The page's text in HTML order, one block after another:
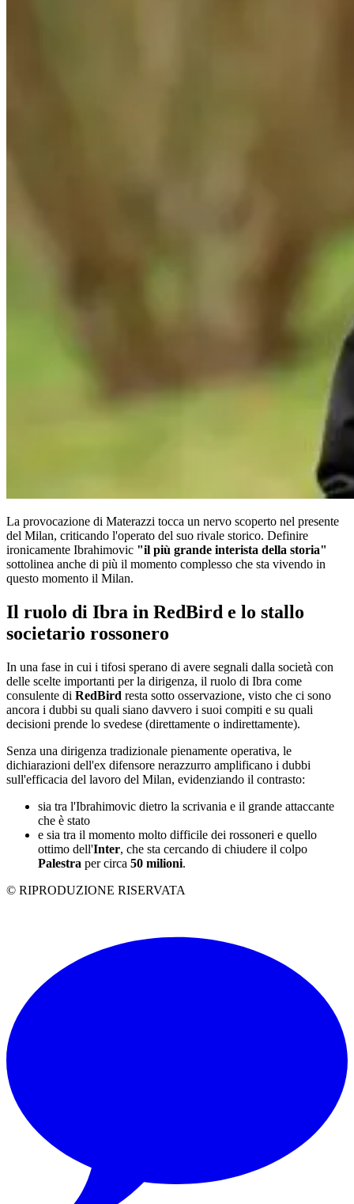
La provocazione di Materazzi tocca un nervo scoperto nel presente
del Milan, criticando l'operato del suo rivale storico. Definire
ironicamente Ibrahimovic "il più grande interista della storia"
sottolinea anche di più il momento complesso che sta vivendo in
questo momento il Milan.
Il ruolo di Ibra in RedBird e lo stallo
societario rossonero
In una fase in cui i tifosi sperano di avere segnali dalla società con
delle scelte importanti per la dirigenza, il ruolo di Ibra come
consulente di RedBird resta sotto osservazione, visto che ci sono
ancora i dubbi su quali siano davvero i suoi compiti e su quali
decisioni prende lo svedese (direttamente o indirettamente).
Senza una dirigenza tradizionale pienamente operativa, le
dichiarazioni dell'ex difensore nerazzurro amplificano i dubbi
sull'efficacia del lavoro del Milan, evidenziando il contrasto:
sia tra l'Ibrahimovic dietro la scrivania e il grande attaccante
che è stato
e sia tra il momento molto difficile dei rossoneri e quello
ottimo dell'Inter, che sta cercando di chiudere il colpo
Palestra per circa 50 milioni.
© RIPRODUZIONE RISERVATA